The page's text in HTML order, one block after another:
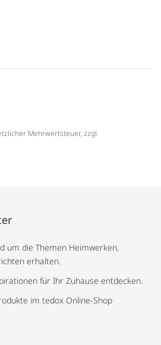
Mehrwertsteuer, zzgl.
um die Themen Heimwerken,
erhalten.
für Ihr Zuhause entdecken.
im tedox Online-Shop